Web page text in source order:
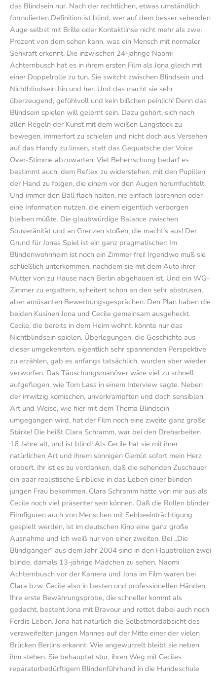
das Blindsein nur. Nach der rechtlichen, etwas umständlich
formulierten Definition ist blind, wer auf dem besser sehenden
Auge selbst mit Brille oder Kontaktlinse nicht mehr als zwei
Prozent von dem sehen kann, was ein Mensch mit normaler
Sehkraft erkennt. Die inzwischen 24-jährige Naomi
Achternbusch hat es in ihrem ersten Film als Jona gleich mit
einer Doppelrolle zu tun. Sie switcht zwischen Blindsein und
Nichtblindsein hin und her. Und das macht sie sehr
überzeugend, gefühlvoll und kein bißchen peinlich! Denn das
Blindsein spielen will gelernt sein. Dazu gehört, sich nach
allen Regeln der Kunst mit dem weißen Langstock zu
bewegen, immerfort zu schielen und nicht doch aus Versehen
auf das Handy zu linsen, statt das Gequatsche der Voice
Over-Stimme abzuwarten. Viel Beherrschung bedarf es
bestimmt auch, dem Reflex zu widerstehen, mit den Pupillen
der Hand zu folgen, die einem vor den Augen herumfuchtelt.
Und immer den Ball flach halten, nie einfach losrennen oder
eine Information nutzen, die einem eigentlich verborgen
bleiben müßte. Die glaubwürdige Balance zwischen
Souveränität und an Grenzen stoßen, die macht’s aus! Der
Grund für Jonas Spiel ist ein ganz pragmatischer: Im
Blindenwohnheim ist noch ein Zimmer frei! Irgendwo muß sie
schließlich unterkommen, nachdem sie mit dem Auto ihrer
Mutter von zu Hause nach Berlin abgehauen ist. Und ein WG-
Zimmer zu ergattern, scheitert schon an den sehr abstrusen,
aber amüsanten Bewerbungsgesprächen. Den Plan haben die
beiden Kusinen Jona und Cecile gemeinsam ausgeheckt.
Cecile, die bereits in dem Heim wohnt, könnte nur das
Nichtblindsein spielen. Überlegungen, die Geschichte aus
dieser umgekehrten, eigentlich sehr spannenden Perspektive
zu erzählen, gab es anfangs tatsächlich, wurden aber wieder
verworfen. Das Täuschungsmanöver wäre viel zu schnell
aufgeflogen, wie Tom Lass in einem Interview sagte. Neben
der irrwitzig komischen, unverkrampften und doch sensiblen
Art und Weise, wie hier mit dem Thema Blindsein
umgegangen wird, hat der Film noch eine zweite ganz große
Stärke! Die heißt Clara Schramm, war bei den Dreharbeiten
16 Jahre alt, und ist blind! Als Cecile hat sie mit ihrer
natürlichen Art und ihrem sonnigen Gemüt sofort mein Herz
erobert. Ihr ist es zu verdanken, daß die sehenden Zuschauer
ein paar realistische Einblicke in das Leben einer blinden
jungen Frau bekommen. Clara Schramm hätte von mir aus als
Cecile noch viel präsenter sein können. Daß die Rollen blinder
Filmfiguren auch von Menschen mit Sehbeeinträchtigung
gespielt werden, ist im deutschen Kino eine ganz große
Ausnahme und ich weiß nur von einer zweiten. Bei „Die
Blindgänger“ aus dem Jahr 2004 sind in den Hauptrollen zwei
blinde, damals 13-jährige Mädchen zu sehen. Naomi
Achternbusch vor der Kamera und Jona im Film waren bei
Clara bzw. Cecile also in besten und professionellen Händen.
Ihre erste Bewährungsprobe, die schneller kommt als
gedacht, besteht Jona mit Bravour und rettet dabei auch noch
Ferdis Leben. Jona hat natürlich die Selbstmordabsicht des
verzweifelten jungen Mannes auf der Mitte einer der vielen
Brücken Berlins erkannt. Wie angewurzelt bleibt sie neben
ihm stehen. Sie behauptet stur, ihren Weg mit Ceciles
reparaturbedürftigem Blindenführhund in die Hundeschule